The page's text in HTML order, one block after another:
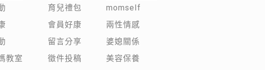
教室
育兒禮包
會員好康
留言分享
徵件投稿
momself
兩性情感
婆媳關係
美容保養